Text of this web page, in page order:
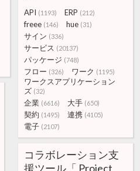
API (1193) ERP (212)
freee (146) hue (31)
サイン (336)
サービス (20137)
パッケージ (748)
フロー (326) ワーク (1195)
ワークスアプリケーション
ズ (32)
企業 (6616) 大手 (650)
契約 (1495) 連携 (4105)
電子 (2107)
コラボレーション支
援ツール「 Project